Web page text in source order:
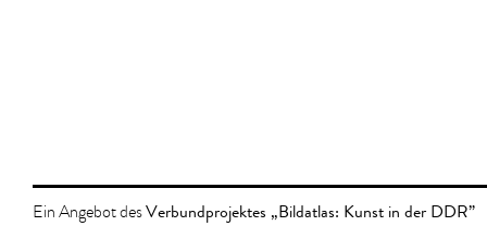
Ein Angebot desVerbundprojektes „Bildatlas: Kunst in der DDR”